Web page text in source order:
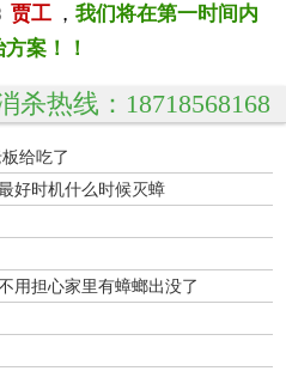
贾工 ， 我们将在第一时间内
案！！
杀热线：18718568168
给吃了
好时机什么时候灭蟑
用担心家里有蟑螂出没了